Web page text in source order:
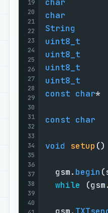
19
20
21
22
23
24
25
26
27
28
29
30
31
32
33
34
35
36
37
38
39
40
char
String
uint8_t
uint8_t
uint8_t
uint8_t
const char*
const char
void setup ()
  gsm.
begin
while (gsm.
  gsm.